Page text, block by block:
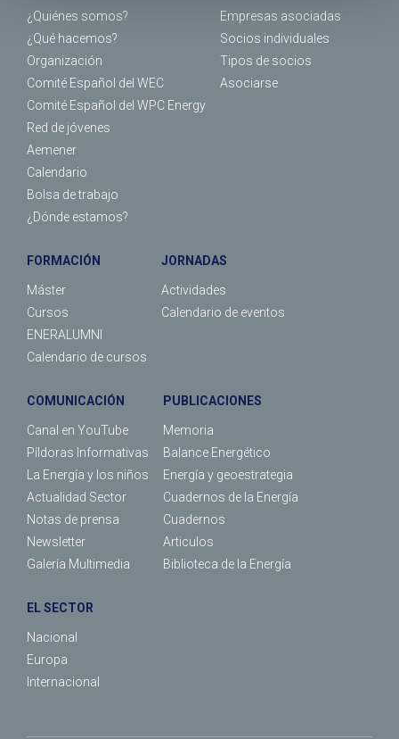
¿Quiénes somos?
¿Qué hacemos?
Organización
Comité Español del WEC
Comité Español del WPC Energy
Red de jóvenes
Aemener
Calendario
Bolsa de trabajo
¿Dónde estamos?
Empresas asociadas
Socios individuales
Tipos de socios
Asociarse
FORMACIÓN
Máster
Cursos
ENERALUMNI
Calendario de cursos
JORNADAS
Actividades
Calendario de eventos
COMUNICACIÓN
Canal en YouTube
Píldoras Informativas
La Energía y los niños
Actualidad Sector
Notas de prensa
Newsletter
Galería Multimedia
PUBLICACIONES
Memoria
Balance Energético
Energía y geoestrategia
Cuadernos de la Energía
Cuadernos
Articulos
Biblioteca de la Energía
EL SECTOR
Nacional
Europa
Internacional